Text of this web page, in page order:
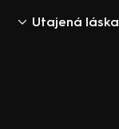
Utajená láska